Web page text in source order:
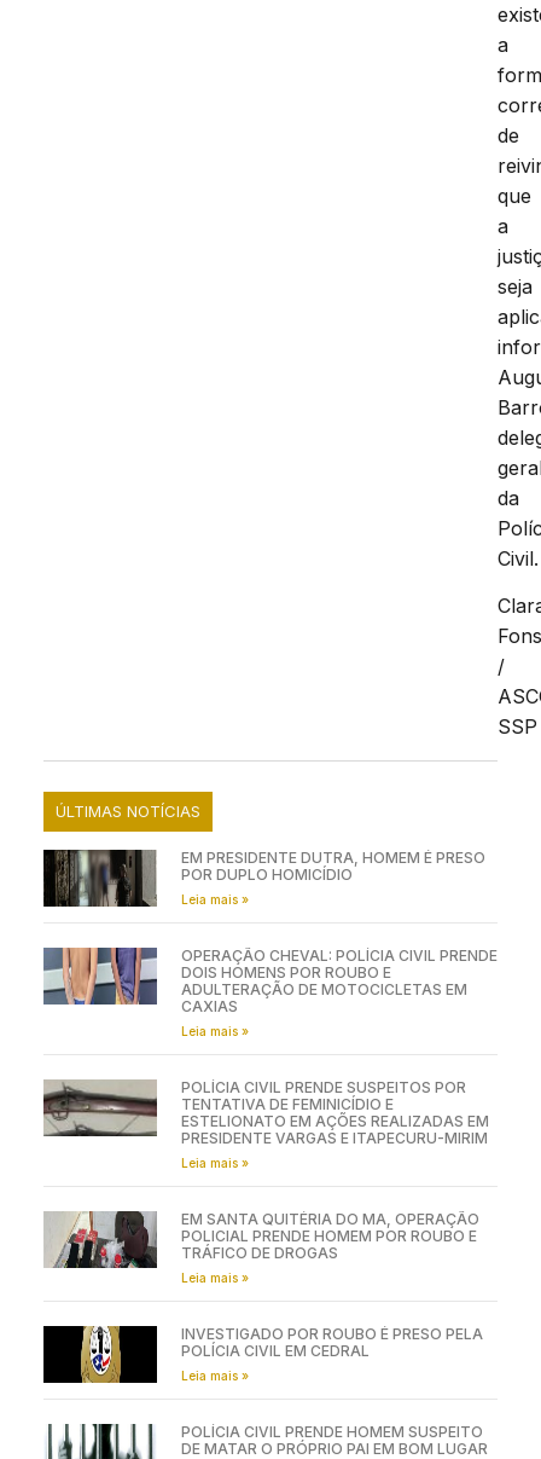
a
de
que
a
seja
da
Civil.
/
SSP
ÚLTIMAS NOTÍCIAS
EM PRESIDENTE DUTRA, HOMEM É PRESO
POR DUPLO HOMICÍDIO
Leia mais »
OPERAÇÃO CHEVAL: POLÍCIA CIVIL PRENDE
DOIS HOMENS POR ROUBO E
ADULTERAÇÃO DE MOTOCICLETAS EM
CAXIAS
Leia mais »
POLÍCIA CIVIL PRENDE SUSPEITOS POR
TENTATIVA DE FEMINICÍDIO E
ESTELIONATO EM AÇÕES REALIZADAS EM
PRESIDENTE VARGAS E ITAPECURU-MIRIM
Leia mais »
EM SANTA QUITÉRIA DO MA, OPERAÇÃO
POLICIAL PRENDE HOMEM POR ROUBO E
TRÁFICO DE DROGAS
Leia mais »
INVESTIGADO POR ROUBO É PRESO PELA
POLÍCIA CIVIL EM CEDRAL
Leia mais »
POLÍCIA CIVIL PRENDE HOMEM SUSPEITO
DE MATAR O PRÓPRIO PAI EM BOM LUGAR